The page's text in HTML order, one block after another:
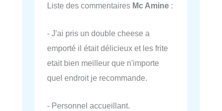
Liste des commentaires Mc Amine :
- J'ai pris un double cheese a
emporté il était délicieux et les frite
etait bien meilleur que n'importe
quel endroit je recommande.
- Personnel accueillant.